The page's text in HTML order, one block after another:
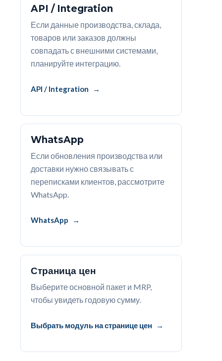
API / Integration
Если данные производства, склада,
товаров или заказов должны
совпадать с внешними системами,
планируйте интеграцию.
API / Integration
WhatsApp
Если обновления производства или
доставки нужно связывать с
переписками клиентов, рассмотрите
WhatsApp.
WhatsApp
Страница цен
Выберите основной пакет и MRP,
чтобы увидеть годовую сумму.
Выбрать модуль на странице цен